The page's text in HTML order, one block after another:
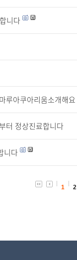
니다
루아쿠아리움소개해요
터 정상진료합니다
니다
1 2